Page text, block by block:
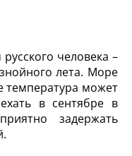
человека –
лета. Море
температура может
в сентябре в
задержать